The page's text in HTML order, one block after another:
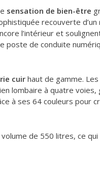
sensation de bien-être
recouverte d’un
l’intérieur et
de conduite
cuirhaut de gamme.
lombaire à quatre
à ses 64 couleurs pour
volume de 550 litres, ce